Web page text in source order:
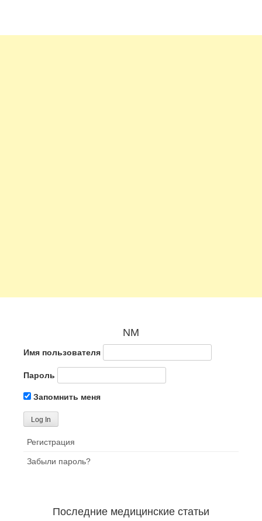
NM
Имя пользователя
Пароль
Запомнить меня
Регистрация
Забыли пароль?
Последние медицинские статьи